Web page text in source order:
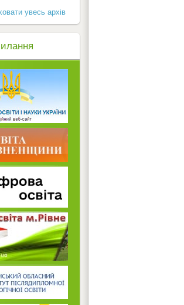
увесь архів